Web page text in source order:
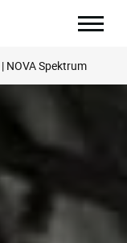
NOVA Spektrum